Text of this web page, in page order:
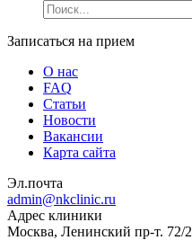
Записаться на прием
О нас
FAQ
Статьи
Новости
Вакансии
Карта сайта
Эл.почта
admin@nkclinic.ru
Адрес клиники
Москва, Ленинский пр-т. 72/2